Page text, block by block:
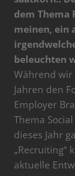
dem Thema
meinen, ein
beleuchten
Während wir
Jahren den
Employer
Thema
dieses Jahr
„Recruiting“
aktuelle